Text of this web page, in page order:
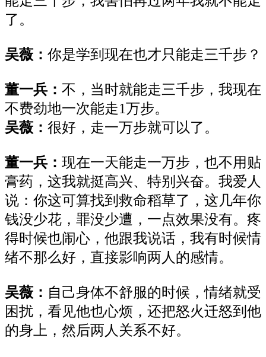
了。
吴薇： 你是学到现在也才只能走三千步？
董一兵： 不，当时就能走三千步，我现在
不费劲地一次能走1万步。
吴薇： 很好，走一万步就可以了。
董一兵： 现在一天能走一万步，也不用贴
膏药，这我就挺高兴、特别兴奋。我爱人
说：你这可算找到救命稻草了，这几年你
钱没少花，罪没少遭，一点效果没有。疼
得时候也闹心，他跟我说话，我有时候情
绪不那么好，直接影响两人的感情。
吴薇： 自己身体不舒服的时候，情绪就受
困扰，看见他也心烦，还把怒火迁怒到他
的身上，然后两人关系不好。